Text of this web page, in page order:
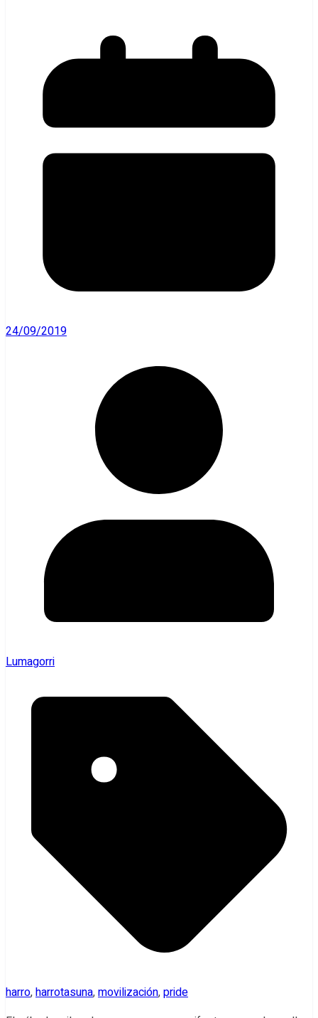
24/09/2019
Lumagorri
harro,harrotasuna,movilización,pride